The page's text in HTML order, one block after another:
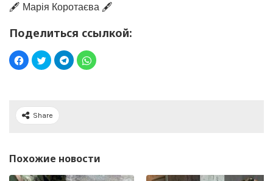
🖋️ Марія Коротаєва 🖋️
Поделиться ссылкой:
Share
Похожие новости